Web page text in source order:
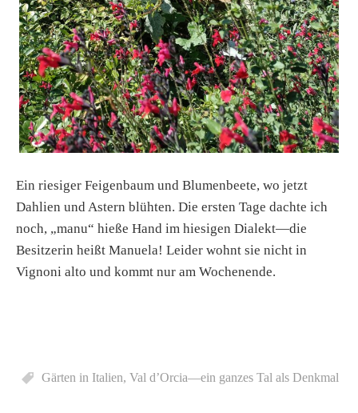
Ein riesiger Feigenbaum und Blumenbeete, wo jetzt
Dahlien und Astern blühten. Die ersten Tage dachte ich
noch, „manu“ hieße Hand im hiesigen Dialekt—die
Besitzerin heißt Manuela! Leider wohnt sie nicht in
Vignoni alto und kommt nur am Wochenende.
Gärten in Italien, Val d’Orcia—ein ganzes Tal als Denkmal